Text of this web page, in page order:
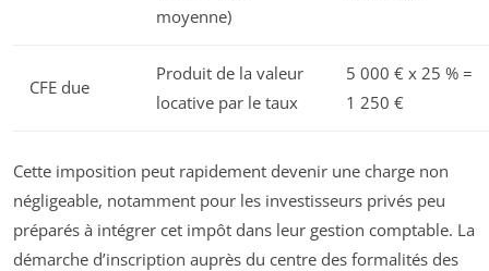
moyenne)
CFE due
Produit de la valeur
locative par le taux
5 000 € x 25 % =
1 250 €
Cette imposition peut rapidement devenir une charge non
négligeable, notamment pour les investisseurs privés peu
préparés à intégrer cet impôt dans leur gestion comptable. La
démarche d’inscription auprès du centre des formalités des